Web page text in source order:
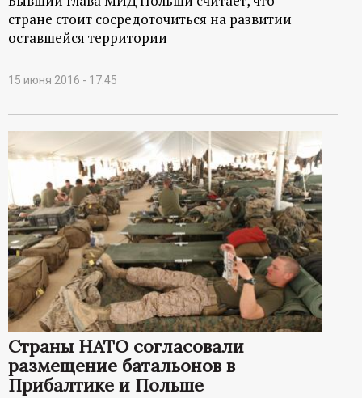
стране стоит сосредоточиться на развитии
оставшейся территории
15 июня 2016 - 17:45
Страны НАТО согласовали
размещение батальонов в
Прибалтике и Польше